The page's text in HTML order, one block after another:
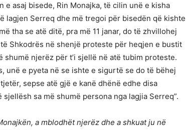
e asaj bisede, Rin Monajka, të cilin unë e kisha
lagjen Serreq dhe më tregoi për bisedën që kishte
tha se atë ditë, pra më 11 janar, do të zhvillohej
Shkodrës në shenjë proteste për heqjen e bustit
njerëz për t’i sjellë në atë tubim proteste.
unë e pyeta në se ishte e sigurtë se do të bëhej
sepse atë gjë e kanë dhënë edhe disa
sa më shumë persona nga lagjia Serreq”.
a mblodhët njerëz dhe a shkuat ju në